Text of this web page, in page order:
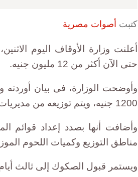
كتبت أصوات مصرية
أعلنت وزارة الأوقاف اليوم
حتى الآن أكثر من 12 مليون جنيه.
وأوضحت الوزارة، فى بيان أوردته
1200 جنيه، ويتم توزيعه من مديريات الأوقاف والمساجد بالمحافظات.
وأضافت أنها بصدد إعداد قوائم
مناطق التوزيع وكميات اللحوم
ويستمر قبول الصكوك إلى ثالث أيام النحر،